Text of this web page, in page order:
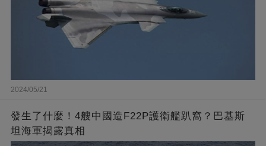
2024/05/21
發生了什麼！4艘中國造F22P護衛艦趴窩？巴基斯
坦海軍揭露真相